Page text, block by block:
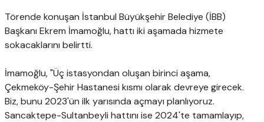
Törende konuşan İstanbul Büyükşehir Belediye (İBB)
Başkanı Ekrem İmamoğlu, hattı iki aşamada hizmete
sokacaklarını belirtti.
İmamoğlu, "Üç istasyondan oluşan birinci aşama,
Çekmeköy-Şehir Hastanesi kısmı olarak devreye girecek.
Biz, bunu 2023'ün ilk yarısında açmayı planlıyoruz.
Sancaktepe-Sultanbeyli hattını ise 2024'te tamamlayıp,